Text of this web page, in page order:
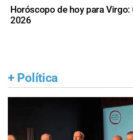
Horóscopo de hoy para
2026
+ Política